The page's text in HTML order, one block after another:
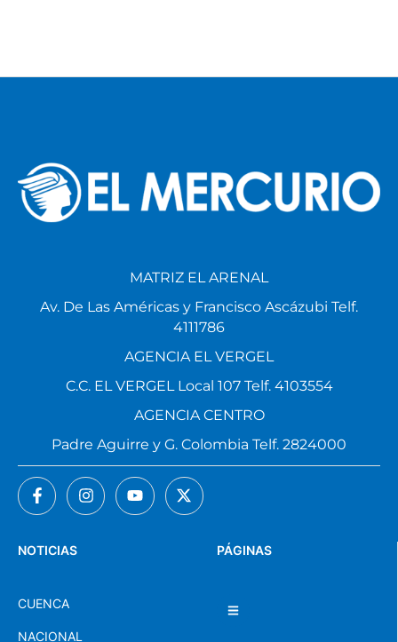
PÁGINAS
NOTICIAS
CUENCA
NACIONAL
MATRIZ EL ARENAL
Av. De Las Américas y Francisco Ascázubi Telf.
4111786
AGENCIA EL VERGEL
C.C. EL VERGEL Local 107 Telf. 4103554
AGENCIA CENTRO
Padre Aguirre y G. Colombia Telf. 2824000